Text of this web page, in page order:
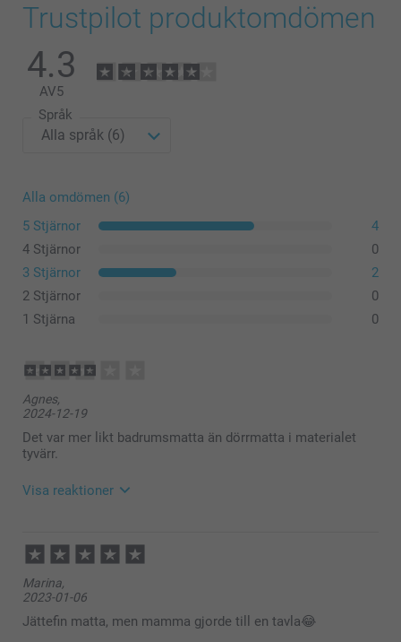
Trustpilot produktomdömen
4.3
AV5
Språk
Alla omdömen (6)
5 Stjärnor
4
4 Stjärnor
0
3 Stjärnor
2
2 Stjärnor
0
1 Stjärna
0
Agnes,
2024-12-19
Det var mer likt badrumsmatta än dörrmatta i materialet
tyvärr.
Visa reaktioner
11:02
Hej Agnes,
Tack för ditt omdöme och återkoppling.
Vi på kundservice arbetar varje dag för att bli bättre
och mer effektiva i våra svar, produktbeskrivningar
Marina,
2023-01-06
Jättefin matta, men mamma gjorde till en tavla😂